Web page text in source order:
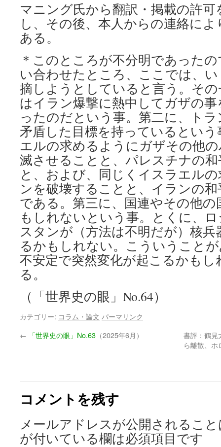
マニング氏から翻訳・掲載の許
し、その後、本人からの連絡に
ある。
＊このところが不分明であった
い合わせたところ、ここでは、
摘しようとしていると言う。そ
はイラン爆撃に熱中してガザの
ったのだという事。第二に、ト
矛盾した目標を持っているとい
エルの求めるようにガザその他
滅させることと、パレスチナの
と、および、同じくイスラエル
ンを破壊することと、イランの
である。第三に、国連やその他
もしれないという事。とくに、
スタンが（方法は不明だが）核
るかもしれない。こういうこと
不安定で突然変化が起こるかも
る。
（「世界史の眼」No.64）
カテゴリー: コラム・論文 パーマリンク
←
「世界史の眼」No.63 （2025年6月）
書評：鶴見
ら離散、
コメントを残す
メールアドレスが公開されるこ
が付いている欄は必須項目です